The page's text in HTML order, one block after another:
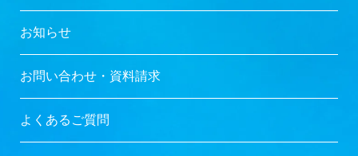
お知らせ
お問い合わせ・資料請求
よくあるご質問